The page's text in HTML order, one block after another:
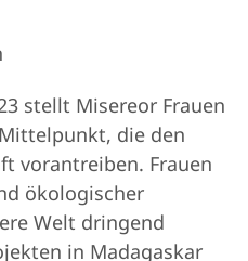
stellt Misereor Frauen
die den
vorantreiben. Frauen
ökologischer
Welt dringend
in Madagaskar